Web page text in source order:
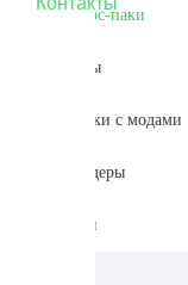
Ресурс-паки
Карты
Сборки с модами
Шейдеры
Сиды